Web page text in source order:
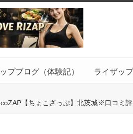
プブログ（体験記） ライザッ
【ちょこざっぷ】北茨城※口コミ